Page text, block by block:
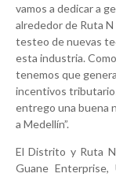
vamos a dedicar a
alrededor de Ruta
testeo de nuevas
esta industria.
tenemos que
incentivos
entrego una buena
a Medellín”.
El Distrito y Ruta
Guane Enterprise,